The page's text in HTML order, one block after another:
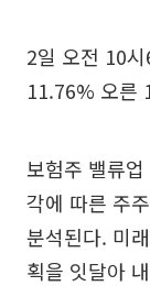
2일 오전 10
11.76% 오른
보험주 밸류
각에 따른 주
분석된다. 미
획을 잇달아